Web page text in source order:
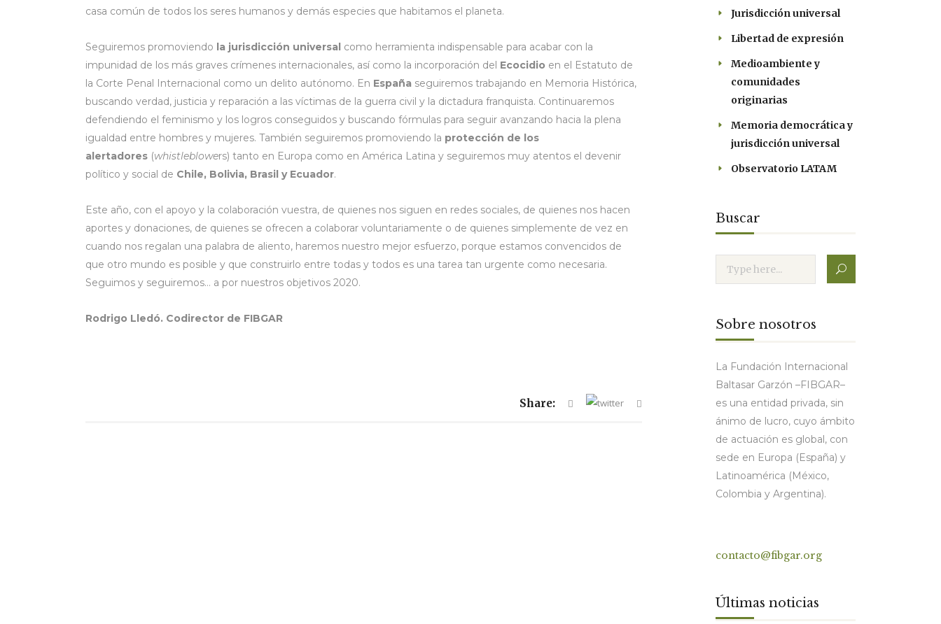
casa común de todos los seres humanos y demás especies que habitamos el planeta.
Seguiremos promoviendo la jurisdicción universal como herramienta indispensable para acabar con la
impunidad de los más graves crímenes internacionales, así como la incorporación del Ecocidio en el Estatuto de
la Corte Penal Internacional como un delito autónomo. En España seguiremos trabajando en Memoria Histórica,
buscando verdad, justicia y reparación a las víctimas de la guerra civil y la dictadura franquista. Continuaremos
defendiendo el feminismo y los logros conseguidos y buscando fórmulas para seguir avanzando hacia la plena
igualdad entre hombres y mujeres. También seguiremos promoviendo la protección de los
alertadores (whistleblowers) tanto en Europa como en América Latina y seguiremos muy atentos el devenir
político y social de Chile, Bolivia, Brasil y Ecuador.
Este año, con el apoyo y la colaboración vuestra, de quienes nos siguen en redes sociales, de quienes nos hacen
aportes y donaciones, de quienes se ofrecen a colaborar voluntariamente o de quienes simplemente de vez en
cuando nos regalan una palabra de aliento, haremos nuestro mejor esfuerzo, porque estamos convencidos de
que otro mundo es posible y que construirlo entre todas y todos es una tarea tan urgente como necesaria.
Seguimos y seguiremos… a por nuestros objetivos 2020.
Rodrigo Lledó. Codirector de FIBGAR
Share:
Jurisdicción universal
Libertad de expresión
Medioambiente y
comunidades
originarias
Memoria democrática y
jurisdicción universal
Observatorio LATAM
Buscar
Sobre nosotros
La Fundación Internacional
Baltasar Garzón –FIBGAR–
es una entidad privada, sin
ánimo de lucro, cuyo ámbito
de actuación es global, con
sede en Europa (España) y
Latinoamérica (México,
Colombia y Argentina).
contacto@fibgar.org
Últimas noticias